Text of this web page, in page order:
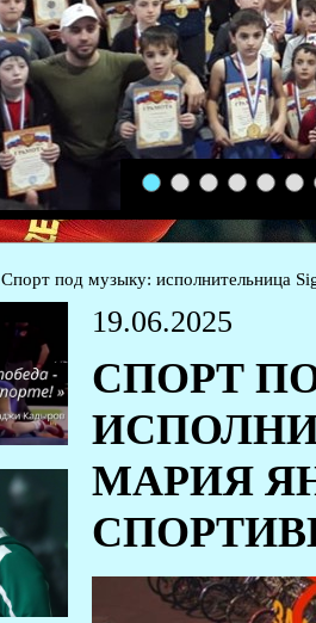
1 2 3 4 5 6
Спорт под музыку: исполнительница
19.06.2025
СПОРТ
МАРИЯ